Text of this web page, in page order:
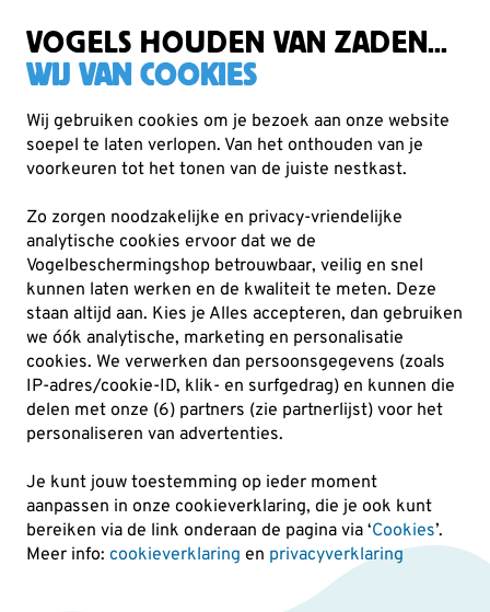
VOGELS HOUDEN VAN ZADEN...
WIJ VAN COOKIES
Wij gebruiken cookies om je bezoek aan onze website
soepel te laten verlopen. Van het onthouden van je
voorkeuren tot het tonen van de juiste nestkast.
Zo zorgen noodzakelijke en privacy-vriendelijke
analytische cookies ervoor dat we de
Vogelbeschermingshop betrouwbaar, veilig en snel
kunnen laten werken en de kwaliteit te meten. Deze
staan altijd aan. Kies je Alles accepteren, dan gebruiken
we óók analytische, marketing en personalisatie
cookies. We verwerken dan persoonsgegevens (zoals
IP-adres/cookie-ID, klik- en surfgedrag) en kunnen die
delen met onze (6) partners (zie partnerlijst) voor het
personaliseren van advertenties.
Je kunt jouw toestemming op ieder moment
aanpassen in onze cookieverklaring, die je ook kunt
bereiken via de link onderaan de pagina via ‘Cookies’.
Meer info: cookieverklaring en privacyverklaring
Boeken Boeken van Vogelbescherming